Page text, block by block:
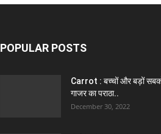
POPULAR POSTS
Carrot : बच्चों और बड़ों
गाजर का पराठा..
December 30, 2022